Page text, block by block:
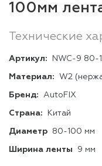
100мм
Технические
Артикул: NWC-9 80-
Материал: W2
Бренд: AutoFIX
Страна: Китай
Диаметр 80-100 мм
Ширина ленты 9 мм